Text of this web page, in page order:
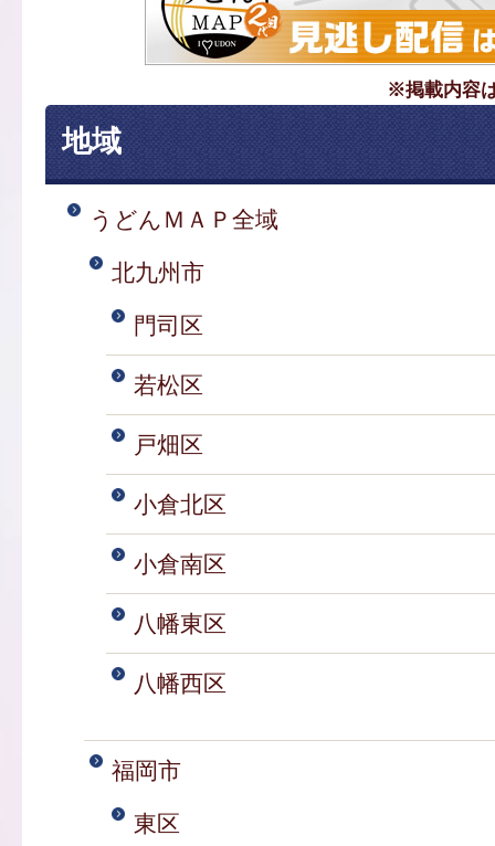
※掲載内容
地域
うどんＭＡＰ全域
北九州市
門司区
若松区
戸畑区
小倉北区
小倉南区
八幡東区
八幡西区
福岡市
東区